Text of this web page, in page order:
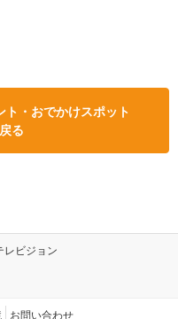
ト・おでかけスポット
る
レビジョン
お問い合わせ